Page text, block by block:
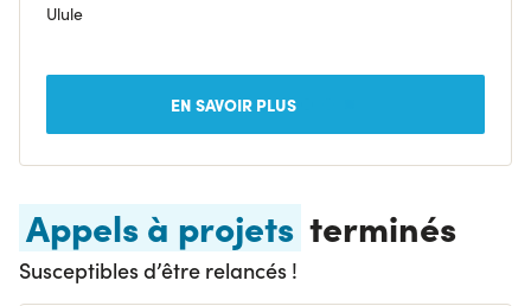
Ulule
EN SAVOIR PLUS
Appels à projets terminés
Susceptibles d’être relancés !